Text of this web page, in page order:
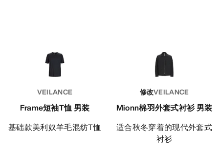
VEILANCE
Frame短袖T恤 男装
基础款美利奴羊毛混纺T恤
修改VEILANCE
Mionn棉羽外套式衬衫 男装
适合秋冬穿着的现代外套式
衬衫